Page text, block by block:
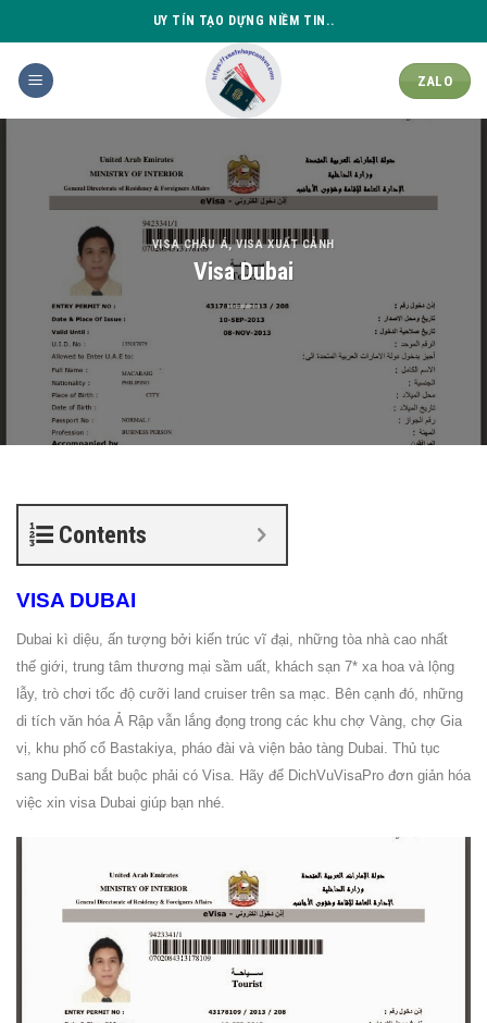
to
content
UY TÍN TẠO DỰNG NIỀM TIN..
ZALO
VISA CHÂU Á,VISA XUẤT CẢNH
Visa Dubai
Contents
VISA DUBAI
Dubai kì diệu, ấn tượng bởi kiến trúc vĩ đại, những tòa nhà cao nhất
thế giới, trung tâm thương mại sầm uất, khách sạn 7* xa hoa và lộng
lẫy, trò chơi tốc độ cưỡi land cruiser trên sa mạc. Bên cạnh đó, những
di tích văn hóa Ả Rập vẫn lắng đọng trong các khu chợ Vàng, chợ Gia
vị, khu phố cổ Bastakiya, pháo đài và viện bảo tàng Dubai. Thủ tục
sang DuBai bắt buộc phải có Visa. Hãy để DichVuVisaPro đơn giản hóa
việc xin visa Dubai giúp bạn nhé.